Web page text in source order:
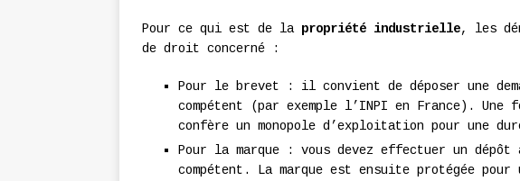
Pour ce qui est de la propriété industrielle, les
de droit concerné :
Pour le brevet : il convient de déposer une
compétent (par exemple l’INPI en France).
confère un monopole d’exploitation pour une
Pour la marque : vous devez effectuer un
compétent. La marque est ensuite protégée pour